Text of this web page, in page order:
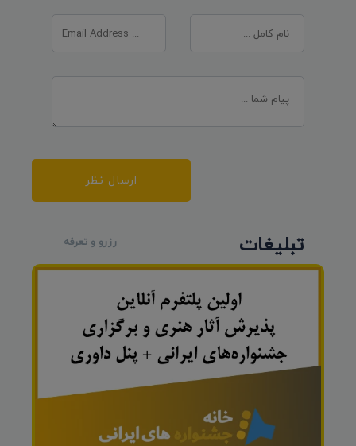
ارسال نظر
تبلیغات رزرو و تعرفه